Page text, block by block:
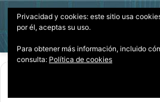
Menú
Privacidad y cookies: este sitio usa
por él, aceptas su uso.
Para obtener más información, incluido
consulta: Política de cookies